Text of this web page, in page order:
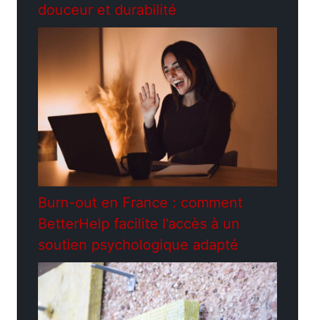
douceur et durabilité
Burn-out en France : comment
BetterHelp facilite l’accès à un
soutien psychologique adapté